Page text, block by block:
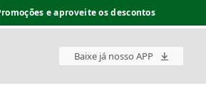
e aproveite os descontos
Baixe já nosso APP